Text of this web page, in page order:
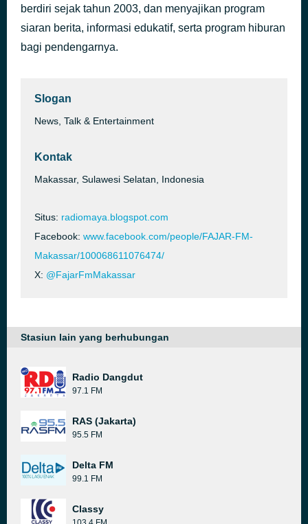
berdiri sejak tahun 2003, dan menyajikan program
siaran berita, informasi edukatif, serta program hiburan
bagi pendengarnya.
Slogan
News, Talk & Entertainment
Kontak
Makassar, Sulawesi Selatan, Indonesia
Situs: radiomaya.blogspot.com
Facebook: www.facebook.com/people/FAJAR-FM-
Makassar/100068611076474/
X: @FajarFmMakassar
Stasiun lain yang berhubungan
Radio Dangdut
97.1 FM
RAS (Jakarta)
95.5 FM
Delta FM
99.1 FM
Classy